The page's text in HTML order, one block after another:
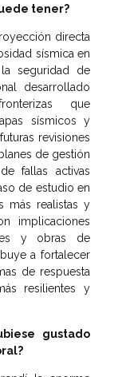
tener?
directa
sísmica en
seguridad de
desarrollado
que
sísmicos y
revisiones
de gestión
fallas activas
de estudio en
más realistas y
implicaciones
y obras de
a fortalecer
de respuesta
resilientes y
gustado